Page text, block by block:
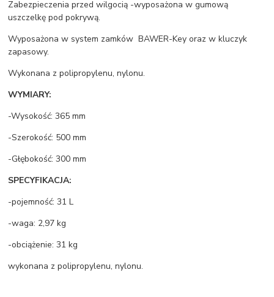
Zabezpieczenia przed wilgocią -wyposażona w gumową
uszczelkę pod pokrywą.
Wyposażona w system zamków BAWER-Key oraz w kluczyk
zapasowy.
Wykonana z polipropylenu, nylonu.
WYMIARY:
-Wysokość: 365 mm
-Szerokość: 500 mm
-Głębokość: 300 mm
SPECYFIKACJA:
-pojemność: 31 L
-waga: 2,97 kg
-obciążenie: 31 kg
wykonana z polipropylenu, nylonu.